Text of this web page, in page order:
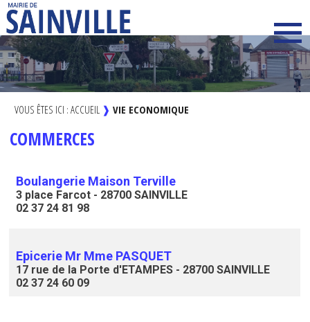
VOUS ÊTES ICI :ACCUEIL ❱ VIE ECONOMIQUE
COMMERCES
Boulangerie Maison Terville
3 place Farcot - 28700 SAINVILLE
02 37 24 81 98
Epicerie Mr Mme PASQUET
17 rue de la Porte d'ETAMPES - 28700 SAINVILLE
02 37 24 60 09